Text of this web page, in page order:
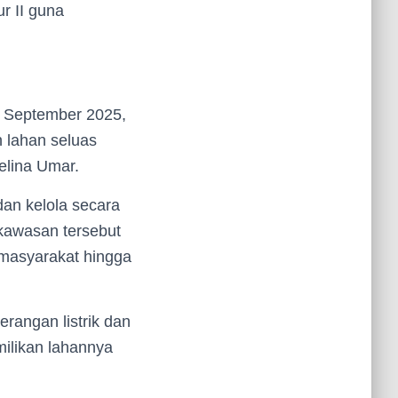
II guna
2025,
lahan seluas
Umar.
kelola secara
tersebut
hingga
listrik dan
lahannya